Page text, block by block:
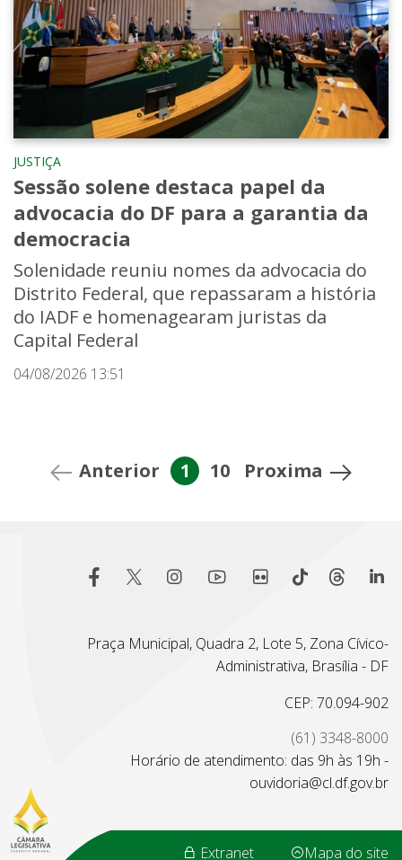
JUSTIÇA
Sessão solene destaca papel da
advocacia do DF para a garantia da
democracia
Solenidade reuniu nomes da advocacia do
Distrito Federal, que repassaram a história
do IADF e homenagearam juristas da
Capital Federal
04/08/2026 13:51
Anterior 1 10 Proxima
Praça Municipal, Quadra 2, Lote 5, Zona Cívico-
Administrativa, Brasília - DF
CEP: 70.094-902
(61) 3348-8000
Horário de atendimento: das 9h às 19h -
ouvidoria@cl.df.gov.br
Extranet Mapa do site